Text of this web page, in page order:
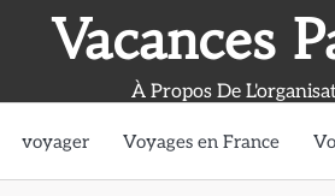
Vacances
À Propos De
voyager Voyages en France